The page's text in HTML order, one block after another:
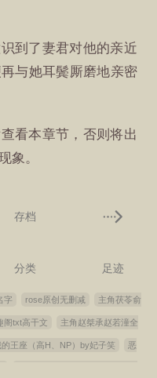
到了妻君对他的亲近
与她耳鬓厮磨地亲密
看本章节，否则将出
象。
存档
分类 足迹
字 rose原创无删减 主角茯苓俞
阁txt高干文 主角赵桀承赵若潼全
王座（高H、NP）by妃子笑 恶